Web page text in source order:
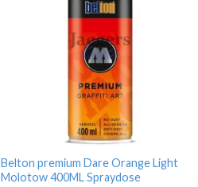
Belton premium Dare Orange Light
Molotow 400ML Spraydose